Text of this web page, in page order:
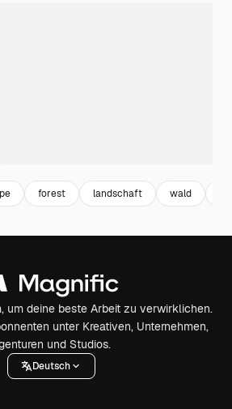
forest landschaft wald
um deine beste Arbeit zu verwirklichen.
unter Kreativen, Unternehmen,
und Studios.
Deutsch